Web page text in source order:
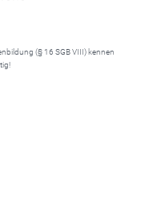
(§ 16 SGB VIII) kennen